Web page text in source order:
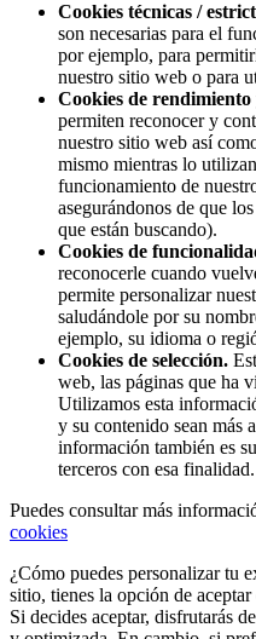
Cookies técnicas /
son necesarias para el
por ejemplo, para
nuestro sitio web o para
Cookies de rendimiento
permiten reconocer y
nuestro sitio web así
mismo mientras lo
funcionamiento de
asegurándonos de que
que están buscando).
Cookies de
reconocerle cuando
permite personalizar
saludándole por su
ejemplo, su idioma o
Cookies de selección.
web, las páginas que ha
Utilizamos esta
y su contenido sean más
información también es
terceros con esa finalidad.
Puedes consultar más
cookies
¿Cómo puedes personalizar tu
sitio, tienes la opción de
Si decides aceptar, disfrutarás